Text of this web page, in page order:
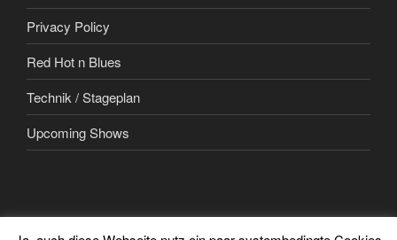
Privacy Policy
Red Hot n Blues
Technik / Stageplan
Upcoming Shows